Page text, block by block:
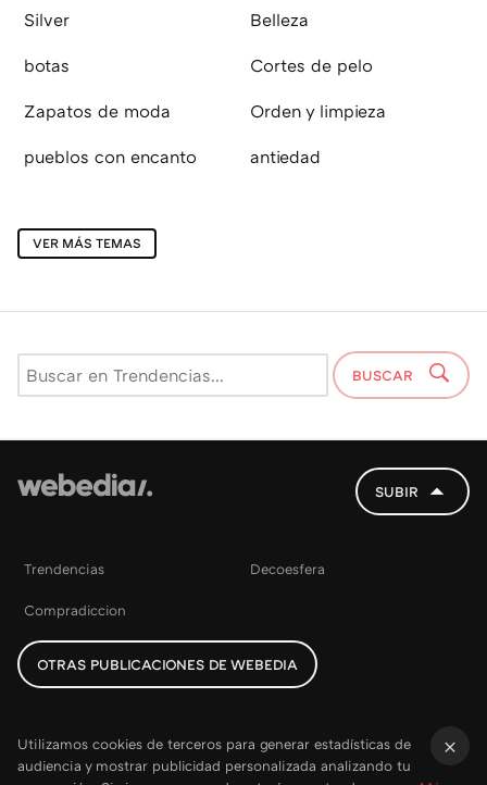
Silver Belleza
botas Cortes de pelo
Zapatos de moda Orden y limpieza
pueblos con encanto antiedad
VER MÁS TEMAS
BUSCAR
SUBIR
Trendencias Decoesfera
Compradiccion
OTRAS PUBLICACIONES DE WEBEDIA
Utilizamos cookies de terceros para generar estadísticas de
audiencia y mostrar publicidad personalizada analizando tu